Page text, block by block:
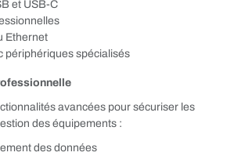
et USB-C
Ethernet
périphériques spécialisés
avancées pour sécuriser les
des équipements :
des données